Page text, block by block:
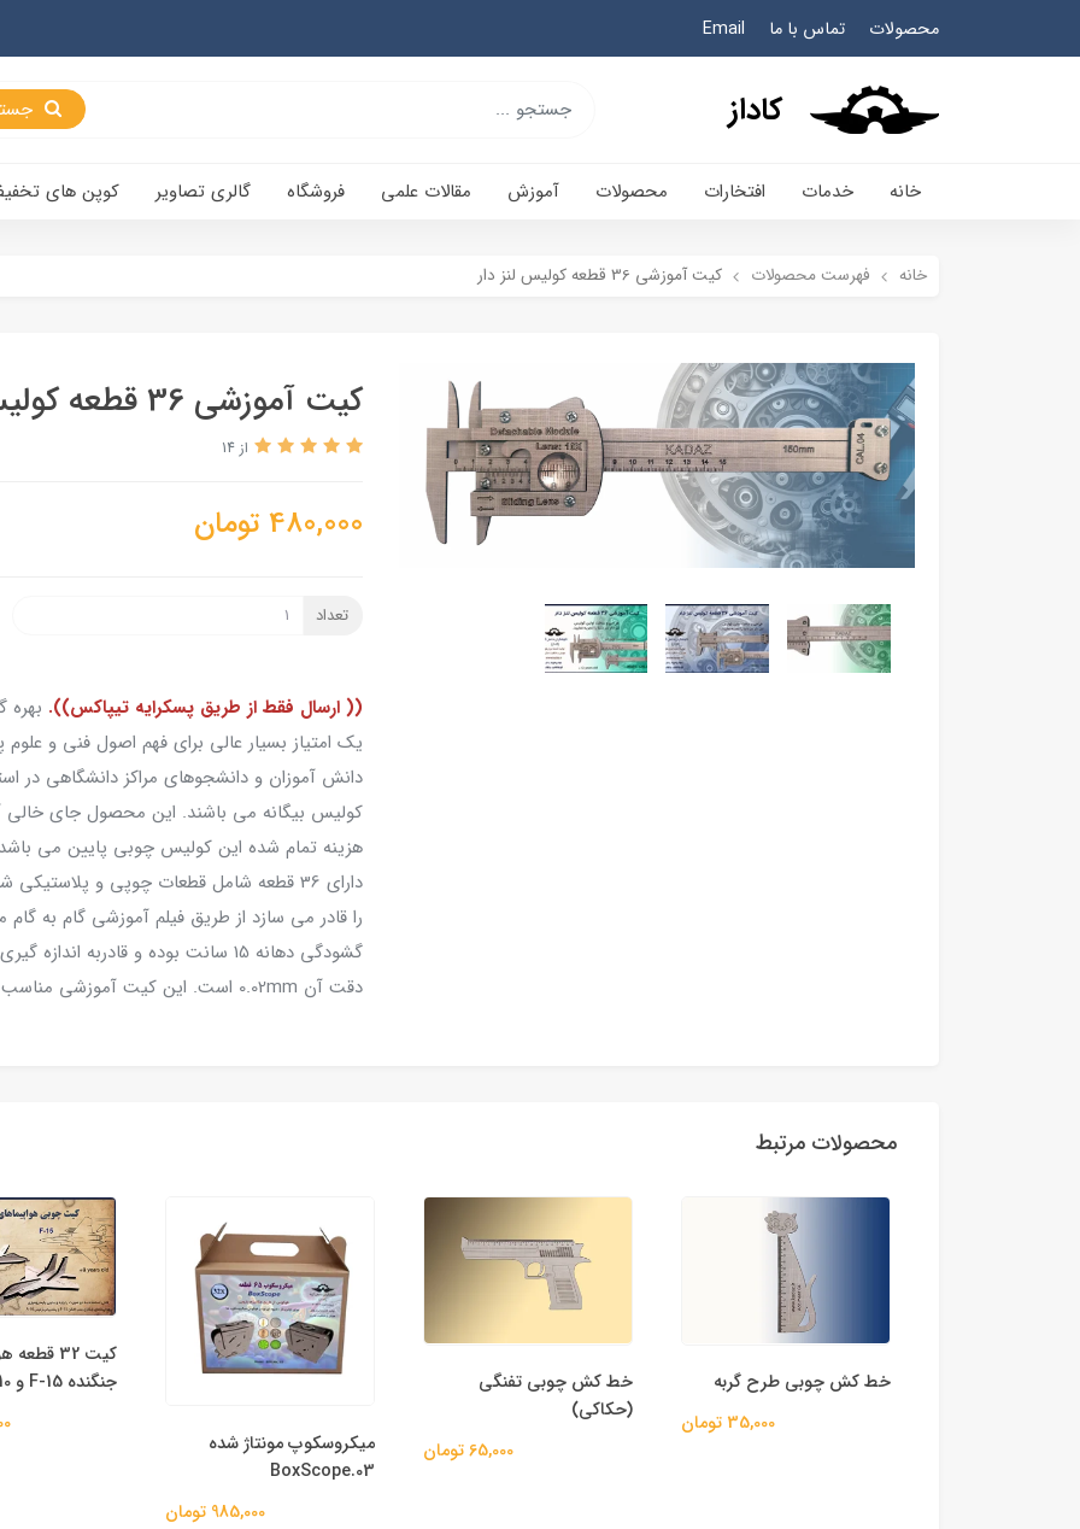
محصولات تماس با ما Email
کاداز
خانه خدمات افتخارات محصولات آموزش مقالات علمی فروشگاه گالری تصاویر کوپن های
خانه فهرست محصولات کیت آموزشی 36 قطعه کولیس لنز دار
کیت آموزشی 36 قطعه کولیس لنز دار
از 14
480,000 تومان
تعداد
(( ارسال فقط از طریق پسکرایه تیپاکس)). بهره
یک امتیاز بسیار عالی برای فهم اصول فنی و
دانش آموزان و دانشجوهای مراکز دانشگاهی در
کولیس بیگانه می باشند. این محصول جای خالی
هزینه تمام شده این کولیس چوبی پایین می
دارای 36 قطعه شامل قطعات چوپی و
را قادر می سازد از طریق فیلم آموزشی گام به
گشودگی دهانه 15 سانت بوده و
دقت آن 0.02mm است. این کیت آموزشی مناسب افراد 12 سال به بالاست.
محصولات مرتبط
خط کش چوبی تفنگی
میکروسکوپ مونتاژ شده
کیت 32 قطعه هواپیماهای
جنگنده F-15 و A-10
لنز عدسی